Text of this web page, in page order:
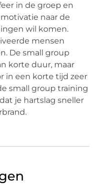
in de groep en
naar de
wil komen.
mensen
De small group
korte duur, maar
in een korte tijd zeer
small group training
je hartslag sneller